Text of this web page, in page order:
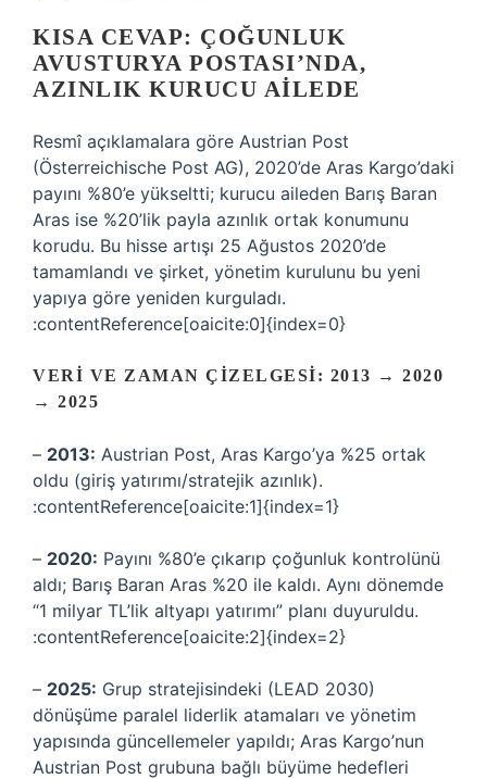
KISA CEVAP: ÇOĞUNLUK
AVUSTURYA POSTASI’NDA,
AZINLIK KURUCU AILEDE
Resmî açıklamalara göre Austrian Post
(Österreichische Post AG), 2020’de Aras Kargo’daki
payını %80’e yükseltti; kurucu aileden Barış Baran
Aras ise %20’lik payla azınlık ortak konumunu
korudu. Bu hisse artışı 25 Ağustos 2020’de
tamamlandı ve şirket, yönetim kurulunu bu yeni
yapıya göre yeniden kurguladı.
:contentReference[oaicite:0]{index=0}
VERI VE ZAMAN ÇIZELGESI: 2013 → 2020
→ 2025
– 2013: Austrian Post, Aras Kargo’ya %25 ortak
oldu (giriş yatırımı/stratejik azınlık).
:contentReference[oaicite:1]{index=1}
– 2020: Payını %80’e çıkarıp çoğunluk kontrolünü
aldı; Barış Baran Aras %20 ile kaldı. Aynı dönemde
“1 milyar TL’lik altyapı yatırımı” planı duyuruldu.
:contentReference[oaicite:2]{index=2}
– 2025: Grup stratejisindeki (LEAD 2030)
dönüşüme paralel liderlik atamaları ve yönetim
yapısında güncellemeler yapıldı; Aras Kargo’nun
Austrian Post grubuna bağlı büyüme hedefleri